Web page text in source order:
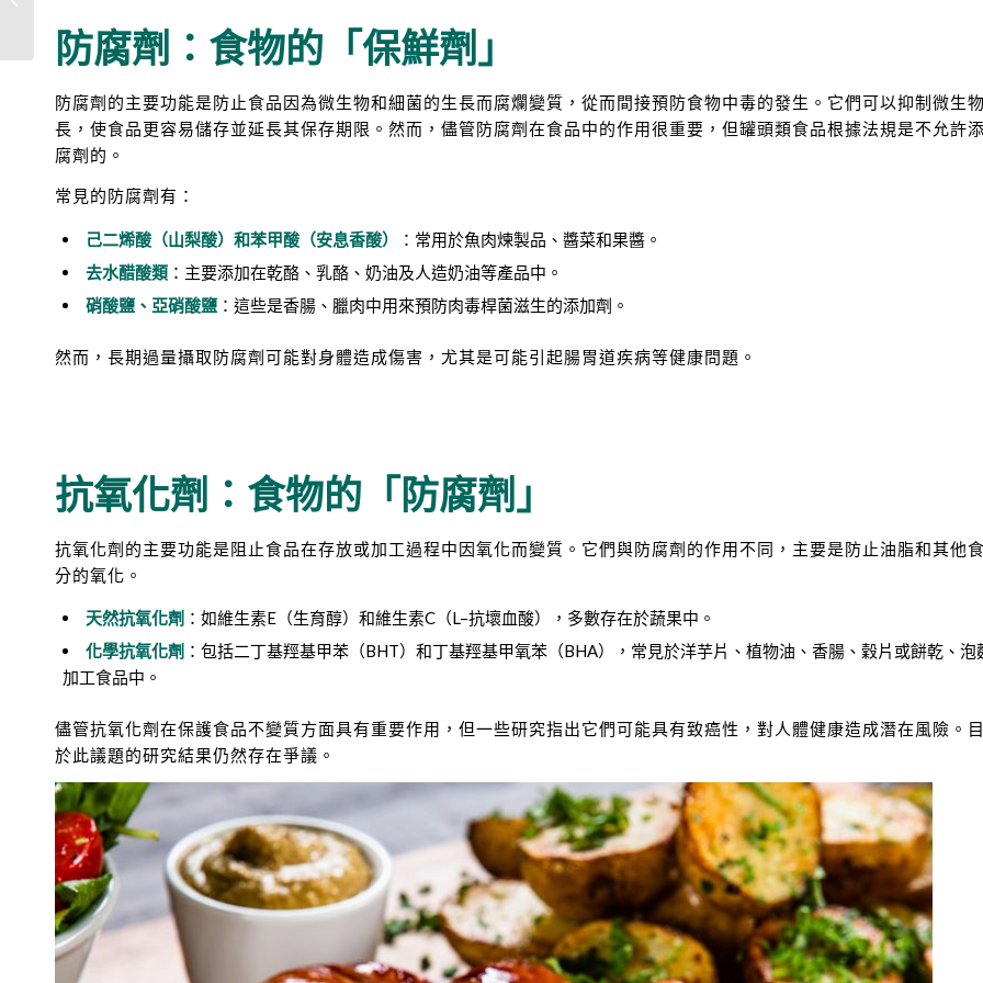
防腐劑：食物的「保鮮劑」
防腐劑的主要功能是防止食品因為微生物和細菌的生長而腐爛變質，從而間接預防食物中毒的發生。它們可以抑制微生
長，使食品更容易儲存並延長其保存期限。然而，儘管防腐劑在食品中的作用很重要，但罐頭類食品根據法規是不允許
腐劑的。
常見的防腐劑有：
己二烯酸（山梨酸）和苯甲酸（安息香酸）
：常用於魚肉煉製品、醬菜和果醬。
去水醋酸類 ：主要添加在乾酪、乳酪、奶油及人造奶油等產品中。
硝酸鹽、亞硝酸鹽 ：這些是香腸、臘肉中用來預防肉毒桿菌滋生的添加劑。
然而，長期過量攝取防腐劑可能對身體造成傷害，尤其是可能引起腸胃道疾病等健康問題。
抗氧化劑：食物的「防腐劑」
抗氧化劑的主要功能是阻止食品在存放或加工過程中因氧化而變質。它們與防腐劑的作用不同，主要是防止油脂和其他
分的氧化。
天然抗氧化劑 ：如維生素E（生育醇）和維生素C（L–抗壞血酸），多數存在於蔬果中。
化學抗氧化劑 ：包括二丁基羥基甲苯（BHT）和丁基羥基甲氧苯（BHA），常見於洋芋片、植物油、香腸、穀片或餅乾、泡
加工食品中。
儘管抗氧化劑在保護食品不變質方面具有重要作用，但一些研究指出它們可能具有致癌性，對人體健康造成潛在風險。
於此議題的研究結果仍然存在爭議。